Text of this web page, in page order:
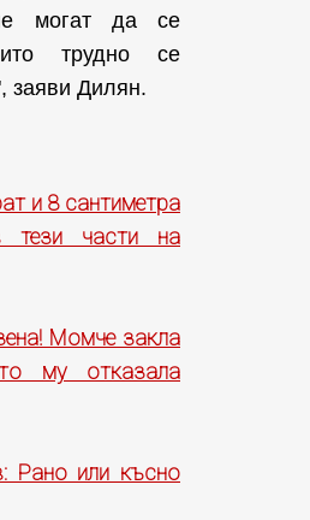
могат да се
трудно се
заяви Дилян.
и 8 сантиметра
тези части на
Момче закла
му отказала
Рано или късно